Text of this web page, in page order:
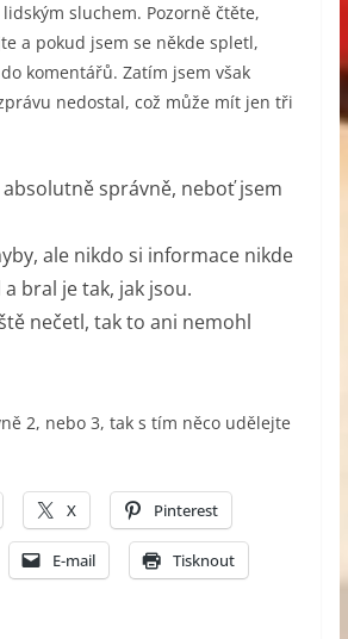
sluchem. Pozorně čtěte,
a pokud jsem se někde spletl,
komentářů. Zatím jsem však
nedostal, což může mít jen tři
správně, neboť jsem
ale nikdo si informace nikde
bral je tak, jak jsou.
nečetl, tak to ani nemohl
2, nebo 3, tak s tím něco udělejte
X Pinterest
E-mail Tisknout